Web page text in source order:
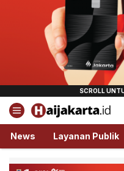
Haijakarta.id
Semua Tentang
News Layanan Publik